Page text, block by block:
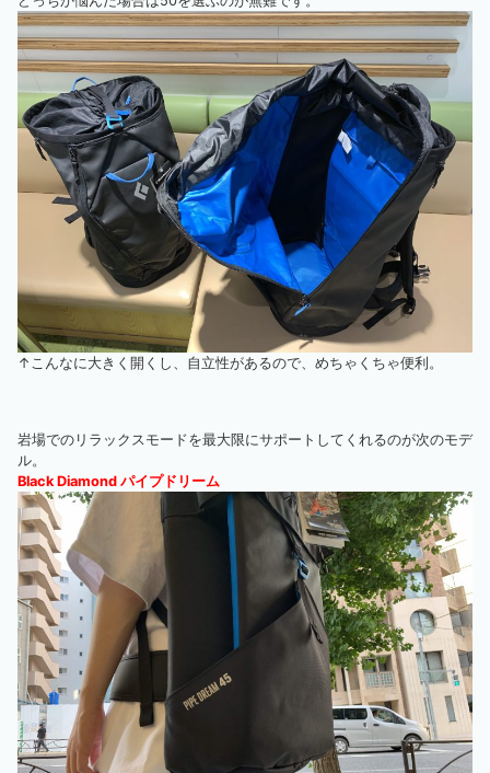
↑こんなに大きく開くし、自立性があるので、めちゃくちゃ便利。
岩場でのリラックスモードを最大限にサポートしてくれるのが次のモデ
ル。
Black Diamond パイプドリーム